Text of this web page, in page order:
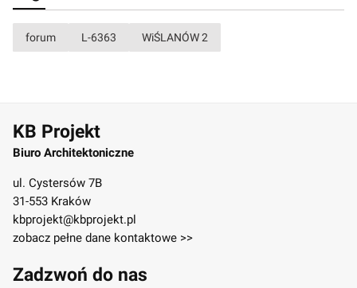
forum L-6363 WiŚLANÓW 2
KB Projekt
Biuro Architektoniczne
ul. Cystersów 7B
31-553 Kraków
kbprojekt@kbprojekt.pl
zobacz pełne dane kontaktowe >>
Zadzwoń do nas